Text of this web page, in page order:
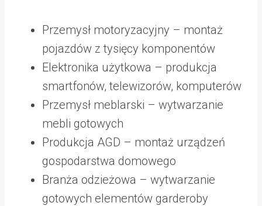
Przemysł motoryzacyjny – montaż
pojazdów z tysięcy komponentów
Elektronika użytkowa – produkcja
smartfonów, telewizorów, komputerów
Przemysł meblarski – wytwarzanie
mebli gotowych
Produkcja AGD – montaż urządzeń
gospodarstwa domowego
Branża odzieżowa – wytwarzanie
gotowych elementów garderoby